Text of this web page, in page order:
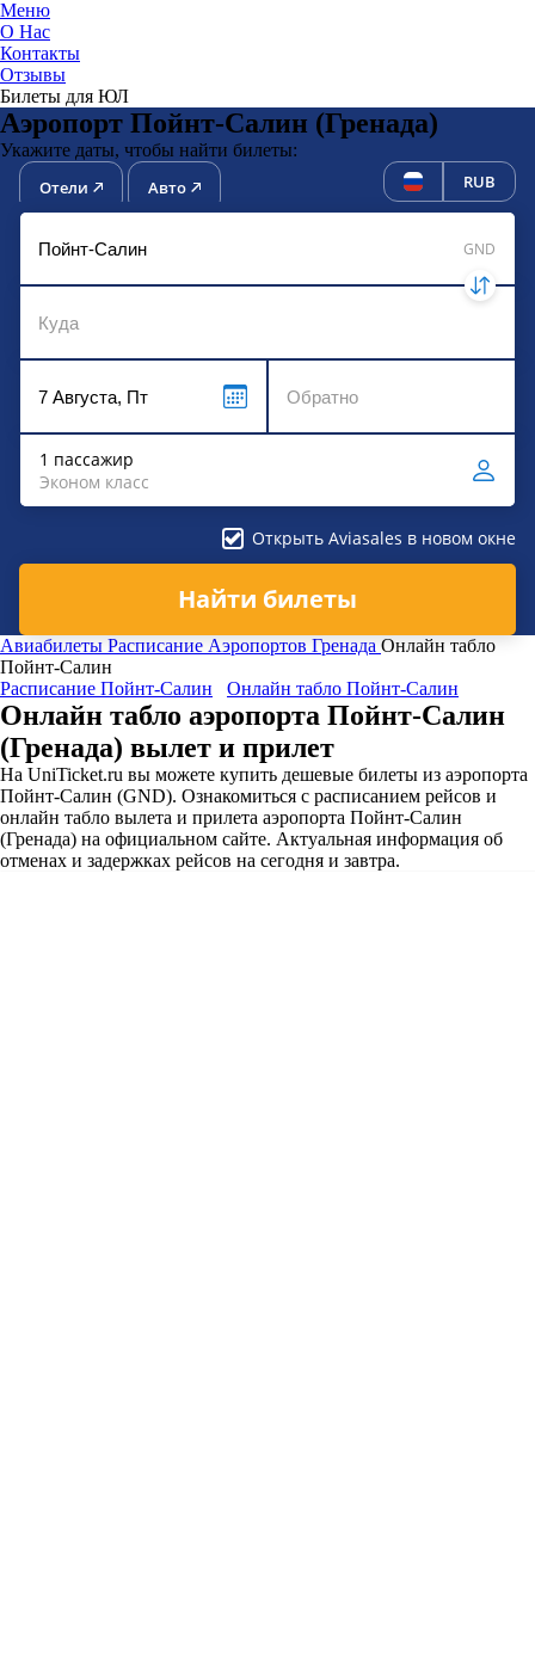
Меню
О Нас
Контакты
Отзывы
Билеты для ЮЛ
Аэропорт Пойнт-Салин (Гренада)
Укажите даты, чтобы найти билеты:
Отели Авто RUB
GND
1 пассажир
Эконом класс
Открыть Aviasales в новом окне
Найти билеты
Авиабилеты Расписание Аэропортов Гренада Онлайн табло
Пойнт-Салин
Расписание Пойнт-Салин
Онлайн табло Пойнт-Салин
Онлайн табло аэропорта Пойнт-Салин
(Гренада) вылет и прилет
На UniTicket.ru вы можете купить дешевые билеты из аэропорта
Пойнт-Салин (GND). Ознакомиться с расписанием рейсов и
онлайн табло вылета и прилета аэропорта Пойнт-Салин
(Гренада) на официальном сайте. Актуальная информация об
отменах и задержках рейсов на сегодня и завтра.